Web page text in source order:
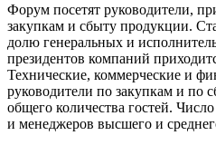
Форум посетят руководители,
закупкам и сбыту продукции.
долю генеральных и
президентов компаний
Технические, коммерческие и
руководители по закупкам и по
общего количества гостей.
и менеджеров высшего и